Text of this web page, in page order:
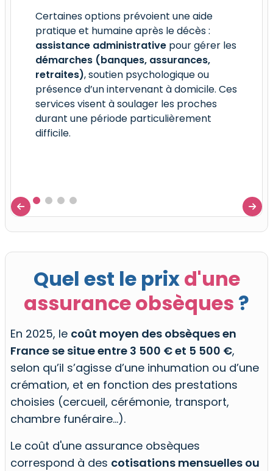
Certaines options prévoient une aide
pratique et humaine après le décès :
assistance administrative pour gérer les
démarches (banques, assurances,
retraites), soutien psychologique ou
présence d’un intervenant à domicile. Ces
services visent à soulager les proches
durant une période particulièrement
difficile.
 
Quel est le prixd'une
assurance obsèques ?
En 2025, le coût moyen des obsèques en
France se situe entre 3 500 € et 5 500 €,
selon qu’il s’agisse d’une inhumation ou d’une
crémation, et en fonction des prestations
choisies (cercueil, cérémonie, transport,
chambre funéraire…).
Le coût d'une assurance obsèques
correspond à des cotisations mensuelles ou